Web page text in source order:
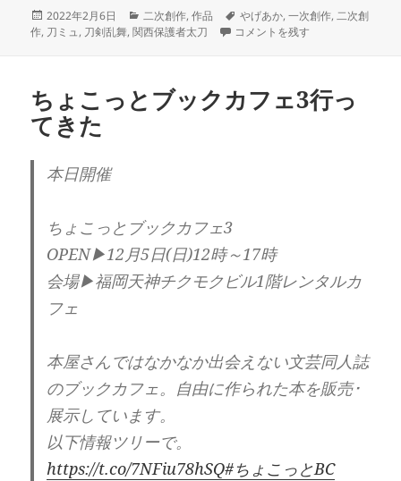
投
稿
2022年2月6日
カ
テ
二次創作,作品
タ
グ
やげあか,一次創作,二次創
作, 刀ミュ, 刀剣乱舞,関西保護者太刀 入稿しました！ に
コメントを残す
ちょこっとブックカフェ3行っ
てきた
本日開催
ちょこっとブックカフェ3
OPEN▶12月5日(日)12時～17時
会場▶福岡天神チクモクビル1階レンタルカ
フェ
本屋さんではなかなか出会えない文芸同人誌
のブックカフェ。自由に作られた本を販売･
展示しています。
以下情報ツリーで。
https://t.co/7NFiu78hSQ#ちょこっとBC